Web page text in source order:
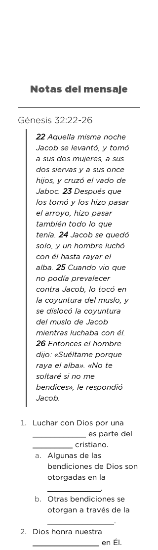
Notas del mensaje
Génesis 32:22-26
22 Aquella misma noche
Jacob se levantó, y tomó
a sus dos mujeres, a sus
dos siervas y a sus once
hijos, y cruzó el vado de
Jaboc. 23 Después que
los tomó y los hizo pasar
el arroyo, hizo pasar
también todo lo que
tenía. 24 Jacob se quedó
solo, y un hombre luchó
con él hasta rayar el
alba. 25 Cuando vio que
no podía prevalecer
contra Jacob, lo tocó en
la coyuntura del muslo, y
se dislocó la coyuntura
del muslo de Jacob
mientras luchaba con él.
26 Entonces el hombre
dijo: «Suéltame porque
raya el alba». «No te
soltaré si no me
bendices», le respondió
Jacob.
Luchar con Dios por una
es parte del
cristiano.
Algunas de las
bendiciones de Dios son
otorgadas en la
.
Otras bendiciones se
otorgan a través de la
.
Dios honra nuestra
en Él.